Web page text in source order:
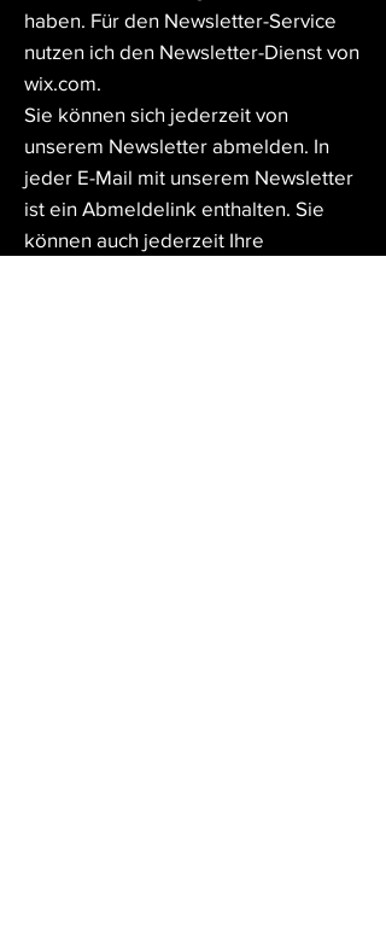
haben. Für den Newsletter-Service
nutzen ich den Newsletter-Dienst von
wix.com.
Sie können sich jederzeit von
unserem Newsletter abmelden. In
jeder E-Mail mit unserem Newsletter
ist ein Abmeldelink enthalten. Sie
können auch jederzeit Ihre